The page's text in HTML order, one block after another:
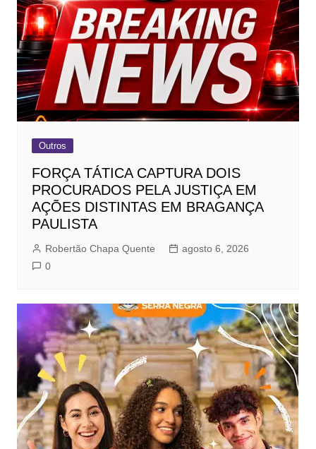
Outros
FORÇA TÁTICA CAPTURA DOIS
PROCURADOS PELA JUSTIÇA EM
AÇÕES DISTINTAS EM BRAGANÇA
PAULISTA
Robertão Chapa Quente
agosto 6, 2026
0